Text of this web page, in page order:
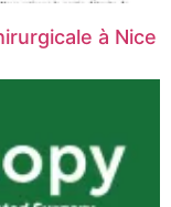
à Nice